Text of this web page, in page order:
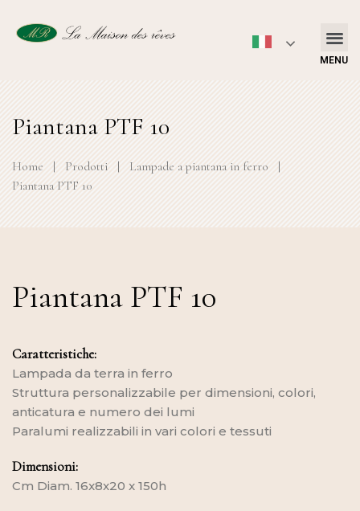
MENU
Piantana PTF 10
Home | Prodotti | Lampade a piantana in ferro
|
Piantana PTF 10
Piantana PTF 10
Caratteristiche:
Lampada da terra in ferro
Struttura personalizzabile per dimensioni, colori,
anticatura e numero dei lumi
Paralumi realizzabili in vari colori e tessuti
Dimensioni:
Cm Diam. 16x8x20 x 150h